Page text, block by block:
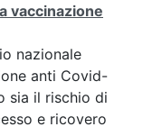
vaccinazione
nazionale
anti Covid-
sia il rischio di
e ricovero